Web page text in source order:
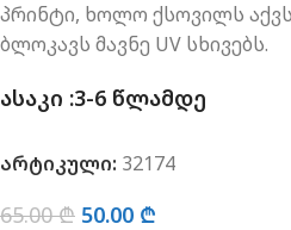
პრინტი, ხოლო ქსოვილს
ბლოკავს მავნე UV სხივებს.
ᲐᲡᲐᲙᲘ :3-6 ᲬᲚᲐᲛᲓᲔ
არტიკული: 32174
65.00₾ 50.00 ₾